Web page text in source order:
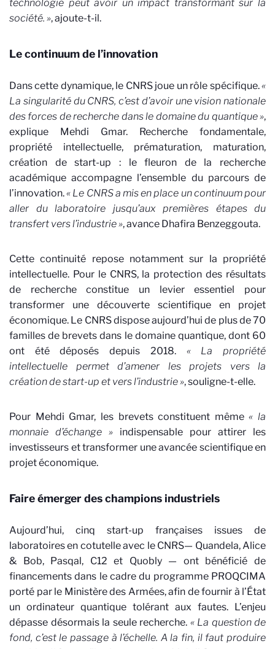
technologie peut avoir un impact transformant sur la
société. », ajoute-t-il.
Le continuum de l’innovation
Dans cette dynamique, le CNRS joue un rôle spécifique.«
La singularité du CNRS, c’est d’avoir une vision nationale
des forces de recherche dans le domaine du quantique »,
explique Mehdi Gmar. Recherche fondamentale,
propriété intellectuelle, prématuration, maturation,
création de start-up : le fleuron de la recherche
académique accompagne l’ensemble du parcours de
l’innovation.« Le CNRS a mis en place un continuum pour
aller du laboratoire jusqu’aux premières étapes du
transfert vers l’industrie », avance Dhafira Benzeggouta.
Cette continuité repose notamment sur la propriété
intellectuelle. Pour le CNRS, la protection des résultats
de recherche constitue un levier essentiel pour
transformer une découverte scientifique en projet
économique. Le CNRS dispose aujourd’hui de plus de 70
familles de brevets dans le domaine quantique, dont 60
ont été déposés depuis 2018. « La propriété
intellectuelle permet d’amener les projets vers la
création de start-up et vers l’industrie », souligne-t-elle.
Pour Mehdi Gmar, les brevets constituent même« la
monnaie d’échange » indispensable pour attirer les
investisseurs et transformer une avancée scientifique en
projet économique.
Faire émerger des champions industriels
Aujourd’hui, cinq start-up françaises issues de
laboratoires en cotutelle avec le CNRS— Quandela, Alice
& Bob, Pasqal, C12 et Quobly — ont bénéficié de
financements dans le cadre du programme PROQCIMA
porté par le Ministère des Armées, afin de fournir à l’État
un ordinateur quantique tolérant aux fautes. L’enjeu
dépasse désormais la seule recherche. « La question de
fond, c’est le passage à l’échelle. A la fin, il faut produire